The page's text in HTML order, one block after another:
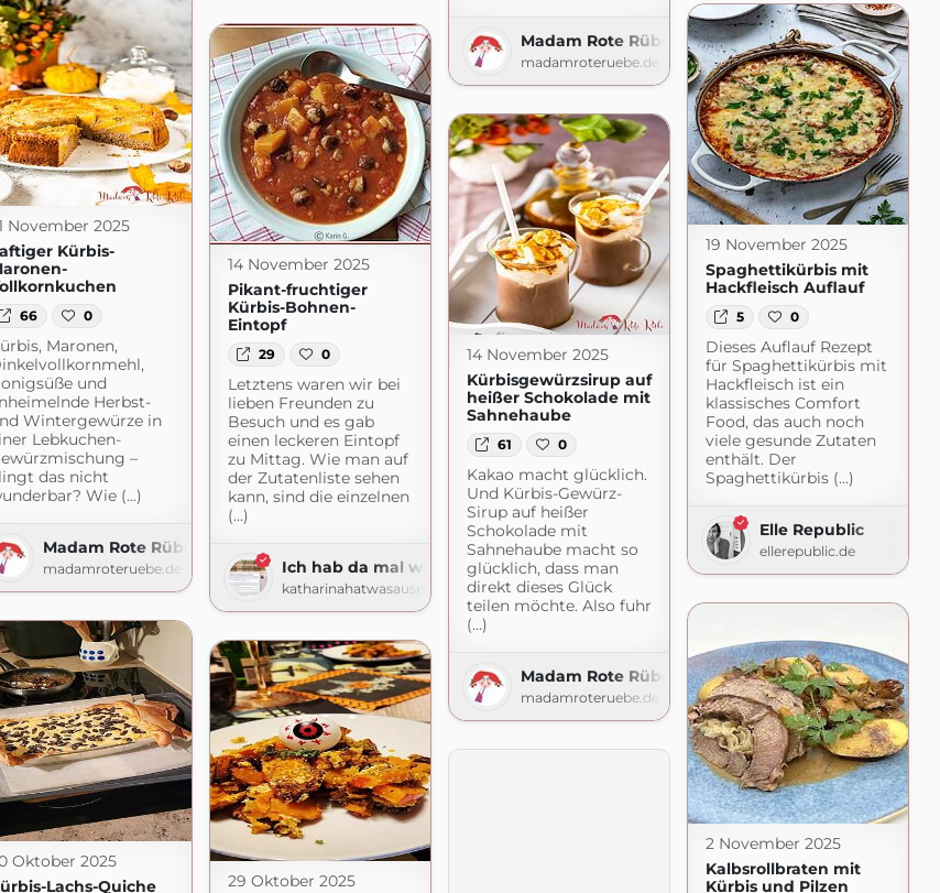
Madam Rote Rübe
madamroteruebe.de
November 2025
Kürbis-
66 0
Maronen,
und
Herbst-
Wintergewürze in
Lebkuchen-
–
das nicht
Wie (...)
Madam Rote Rübe
madamroteruebe.de
19 November 2025
Spaghettikürbis mit
Hackfleisch Auflauf
5 0
Dieses Auflauf Rezept
für Spaghettikürbis mit
Hackfleisch ist ein
klassisches Comfort
Food, das auch noch
viele gesunde Zutaten
enthält. Der
Spaghettikürbis (...)
Elle Republic
ellerepublic.de
14 November 2025
Pikant-fruchtiger
Kürbis-Bohnen-
Eintopf
29 0
Letztens waren wir bei
lieben Freunden zu
Besuch und es gab
einen leckeren Eintopf
zu Mittag. Wie man auf
der Zutatenliste sehen
kann, sind die einzelnen
(...)
Ich hab da mal was ausprobiert
katharinahatwasausprobiert.blogspot.com
14 November 2025
Kürbisgewürzsirup auf
heißer Schokolade mit
Sahnehaube
61 0
Kakao macht glücklich.
Und Kürbis-Gewürz-
Sirup auf heißer
Schokolade mit
Sahnehaube macht so
glücklich, dass man
direkt dieses Glück
teilen möchte. Also fuhr
(...)
Madam Rote Rübe
madamroteruebe.de
2 November 2025
Kalbsrollbraten mit
Kürbis und Pilzen
Oktober 2025
Lachs-Quiche
29 Oktober 2025